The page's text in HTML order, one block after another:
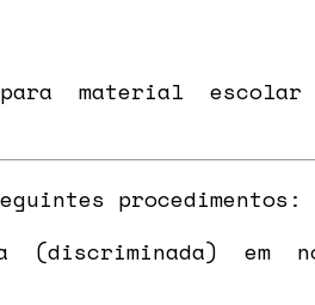
material escolar é
procedimentos:
em